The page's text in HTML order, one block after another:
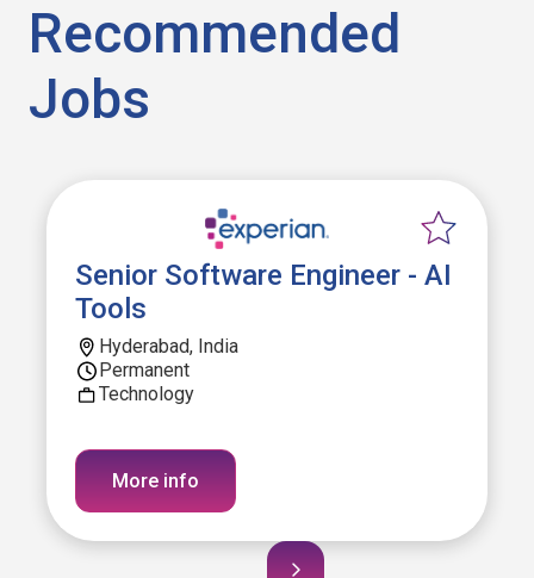
Recommended
Jobs
Senior Software Engineer - AI
Tools
Hyderabad, India
Permanent
Technology
More info